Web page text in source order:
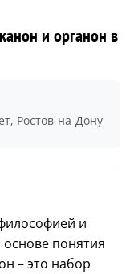
и органон в
Ростов-на-Дону
и
понятия
– это набор